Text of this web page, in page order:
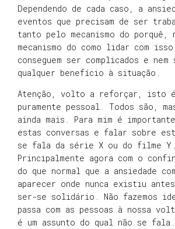
Dependendo de cada caso, a
eventos que precisam de ser
tanto pelo mecanismo do porquê,
mecanismo do como lidar com
conseguem ser complicados e nem
qualquer benefício à situação.
Atenção, volto a reforçar, isto é
puramente pessoal. Todos são,
ainda mais. Para mim é
estas conversas e falar sobre
se fala da série X ou do filme Y.
Principalmente agora com o
do que normal que a ansiedade
aparecer onde nunca existiu
ser-se solidário. Não fazemos
passa com as pessoas à nossa
é um assunto do qual não se fala.